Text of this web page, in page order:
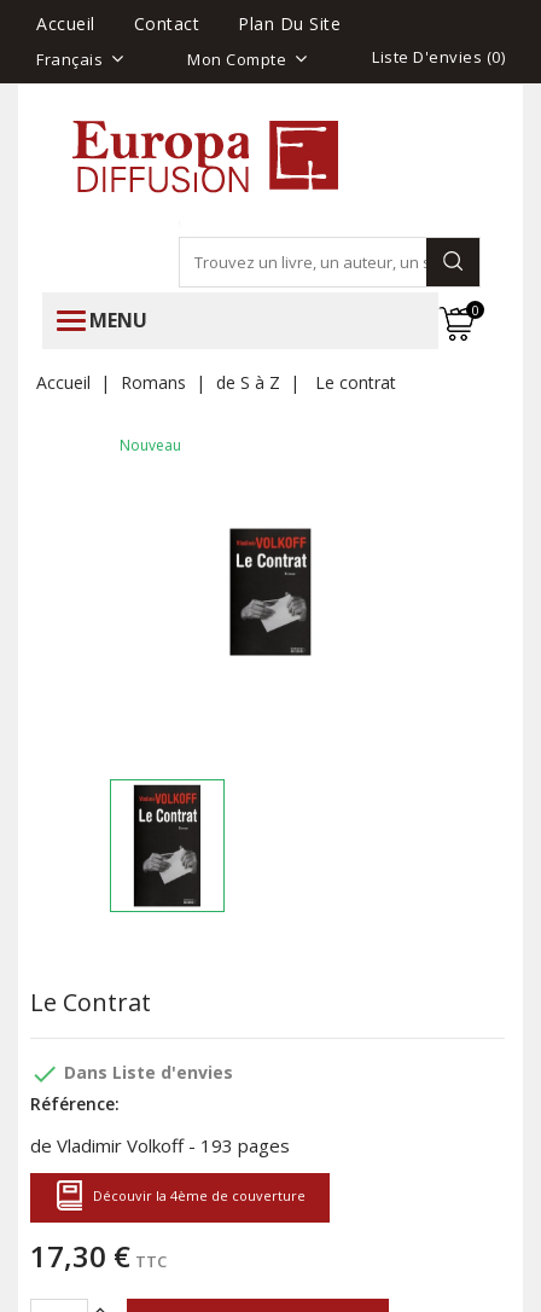
Accueil Contact Plan Du Site
Français Mon Compte Liste D'envies (0)
MENU 0
Accueil Romans de S à Z Le contrat
Nouveau
Le Contrat
done Dans Liste d'envies
Référence:
de Vladimir Volkoff - 193 pages
Découvir la 4ème de couverture
17,30 € TTC